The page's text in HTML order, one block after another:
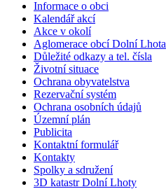
Informace o obci
Kalendář akcí
Akce v okolí
Aglomerace obcí Dolní Lhota
Důležité odkazy a tel. čísla
Životní situace
Ochrana obyvatelstva
Rezervační systém
Ochrana osobních údajů
Územní plán
Publicita
Kontaktní formulář
Kontakty
Spolky a sdružení
3D katastr Dolní Lhoty